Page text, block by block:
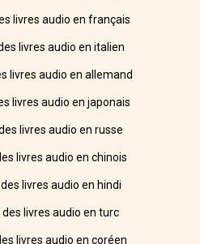
livres audio en français
livres audio en italien
livres audio en allemand
livres audio en japonais
livres audio en russe
livres audio en chinois
livres audio en hindi
livres audio en turc
livres audio en coréen